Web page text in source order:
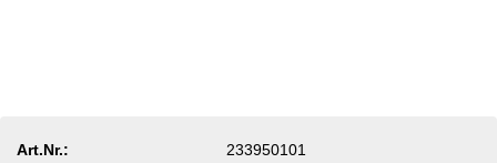
Art.Nr.:
233950101